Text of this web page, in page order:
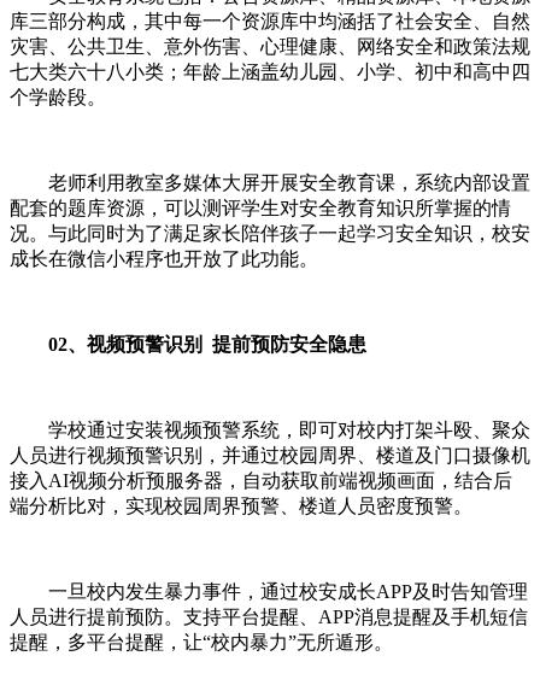
库三部分构成，其中每一个资源库中均涵括了社会安全、自然
灾害、公共卫生、意外伤害、心理健康、网络安全和政策法规
七大类六十八小类；年龄上涵盖幼儿园、小学、初中和高中四
个学龄段。
老师利用教室多媒体大屏开展安全教育课，系统内部设置
配套的题库资源，可以测评学生对安全教育知识所掌握的情
况。与此同时为了满足家长陪伴孩子一起学习安全知识，校安
成长在微信小程序也开放了此功能。
02、视频预警识别 提前预防安全隐患
学校通过安装视频预警系统，即可对校内打架斗殴、聚众
人员进行视频预警识别，并通过校园周界、楼道及门口摄像机
接入AI视频分析预服务器，自动获取前端视频画面，结合后
端分析比对，实现校园周界预警、楼道人员密度预警。
一旦校内发生暴力事件，通过校安成长APP及时告知管理
人员进行提前预防。支持平台提醒、APP消息提醒及手机短信
提醒，多平台提醒，让“校内暴力”无所遁形。